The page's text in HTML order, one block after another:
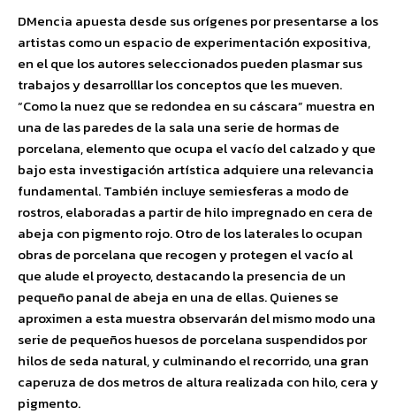
DMencia apuesta desde sus orígenes por presentarse a los
artistas como un espacio de experimentación expositiva,
en el que los autores seleccionados pueden plasmar sus
trabajos y desarrolllar los conceptos que les mueven.
“Como la nuez que se redondea en su cáscara” muestra en
una de las paredes de la sala una serie de hormas de
porcelana, elemento que ocupa el vacío del calzado y que
bajo esta investigación artística adquiere una relevancia
fundamental. También incluye semiesferas a modo de
rostros, elaboradas a partir de hilo impregnado en cera de
abeja con pigmento rojo. Otro de los laterales lo ocupan
obras de porcelana que recogen y protegen el vacío al
que alude el proyecto, destacando la presencia de un
pequeño panal de abeja en una de ellas. Quienes se
aproximen a esta muestra observarán del mismo modo una
serie de pequeños huesos de porcelana suspendidos por
hilos de seda natural, y culminando el recorrido, una gran
caperuza de dos metros de altura realizada con hilo, cera y
pigmento.